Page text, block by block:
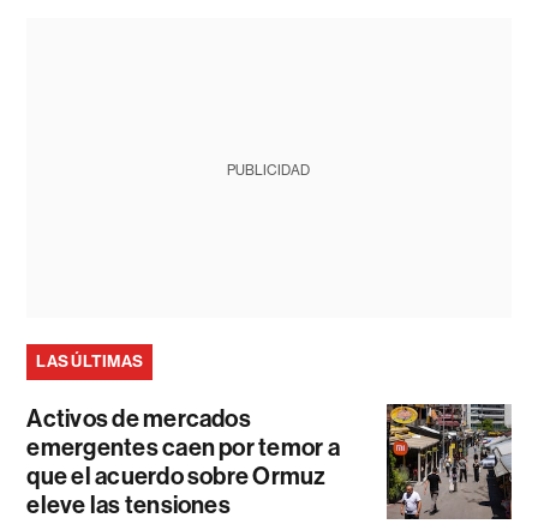
PUBLICIDAD
LAS ÚLTIMAS
Activos de mercados
emergentes caen por temor a
que el acuerdo sobre Ormuz
eleve las tensiones